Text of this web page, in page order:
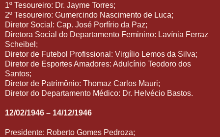
1º Tesoureiro: Dr. Jayme Torres;
2º Tesoureiro: Gumercindo Nascimento de Luca;
Diretor Social: Cap. José Porfírio da Paz;
Diretora Social do Departamento Feminino: Lavínia Ferraz
Scheibel;
Diretor de Futebol Profissional: Virgílio Lemos da Silva;
Diretor de Esportes Amadores: Adulcínio Teodoro dos
Santos;
Diretor de Patrimônio: Thomaz Carlos Mauri;
Diretor do Departamento Médico: Dr. Helvécio Bastos.
12/02/1946 – 14/12/1946
Presidente: Roberto Gomes Pedroza;